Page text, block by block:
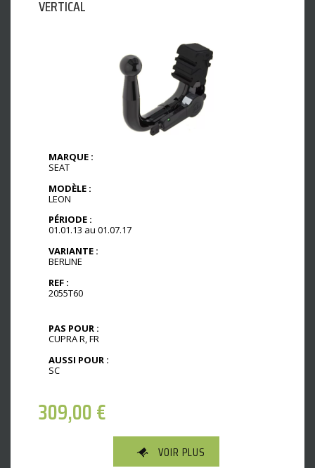
VERTICAL
MARQUE :
SEAT
MODÈLE :
LEON
PÉRIODE :
01.01.13 au 01.07.17
VARIANTE :
BERLINE
REF :
2055T60
PAS POUR :
CUPRA R, FR
AUSSI POUR :
SC
309,00€
VOIR PLUS